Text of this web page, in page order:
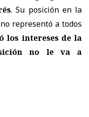
. Su posición en la
representó a todos
los intereses de la
no le va a